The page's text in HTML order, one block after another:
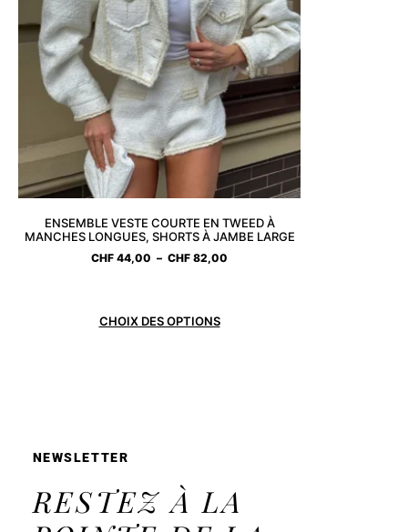
ENSEMBLE VESTE COURTE EN TWEED À
MANCHES LONGUES, SHORTS À JAMBE LARGE
CHF 44,00 – CHF 82,00
CHOIX DES OPTIONS
NEWSLETTER
RESTEZ À LA